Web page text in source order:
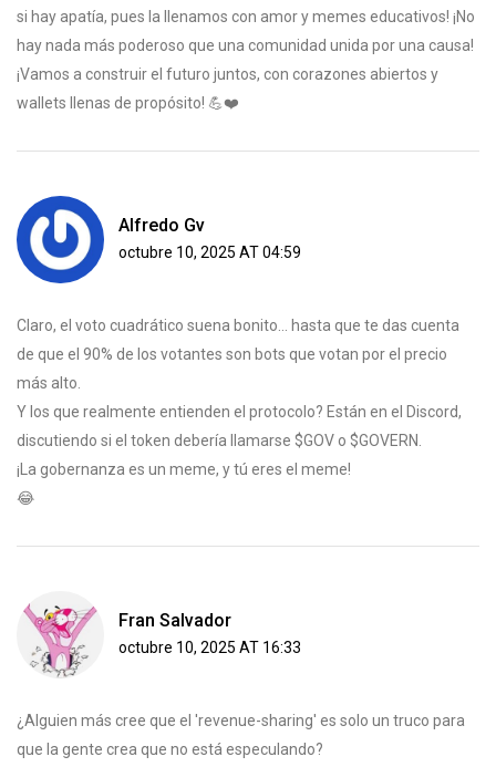
si hay apatía, pues la llenamos con amor y memes educativos! ¡No
hay nada más poderoso que una comunidad unida por una causa!
¡Vamos a construir el futuro juntos, con corazones abiertos y
wallets llenas de propósito! 💪❤️
Alfredo Gv
octubre 10, 2025 AT 04:59
Claro, el voto cuadrático suena bonito... hasta que te das cuenta
de que el 90% de los votantes son bots que votan por el precio
más alto.
Y los que realmente entienden el protocolo? Están en el Discord,
discutiendo si el token debería llamarse $GOV o $GOVERN.
¡La gobernanza es un meme, y tú eres el meme!
😂
Fran Salvador
octubre 10, 2025 AT 16:33
¿Alguien más cree que el 'revenue-sharing' es solo un truco para
que la gente crea que no está especulando?